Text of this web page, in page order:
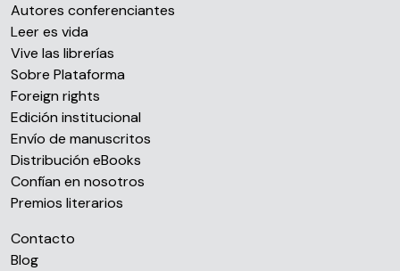
Autores conferenciantes
Leer es vida
Vive las librerías
Sobre Plataforma
Foreign rights
Edición institucional
Envío de manuscritos
Distribución eBooks
Confían en nosotros
Premios literarios
Contacto
Blog